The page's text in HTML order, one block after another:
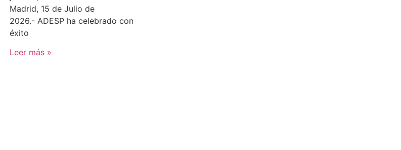
Madrid, 15 de Julio de
2026.- ADESP ha celebrado con
éxito
Leer más »